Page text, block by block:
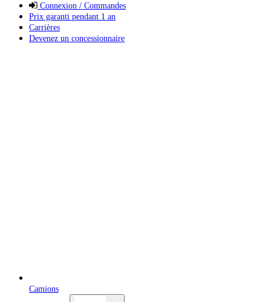
Connexion / Commandes
Prix garanti pendant 1 an
Carrières
Devenez un concessionnaire
Camions